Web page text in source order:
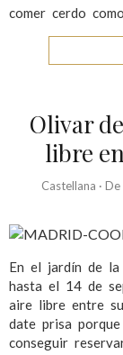
comer cerdo
Olivar
libre
Castellana · De
En el jardín de
hasta el 14 de
aire libre entre
date prisa
conseguir